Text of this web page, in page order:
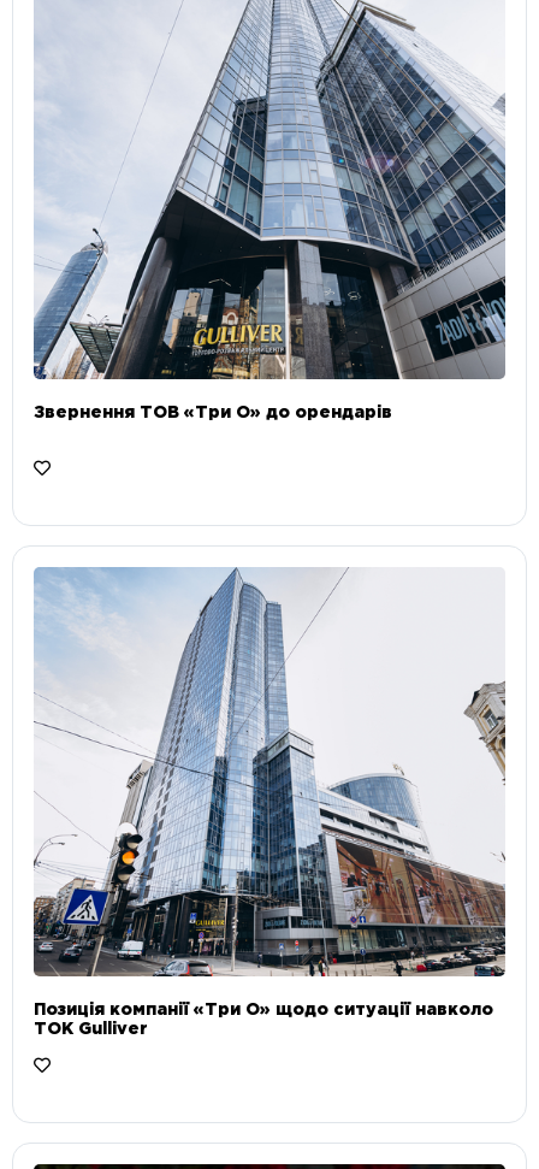
Звернення ТОВ «Три О» до орендарів
Позиція компанії «Три О» щодо ситуації навколо
ТОК Gulliver